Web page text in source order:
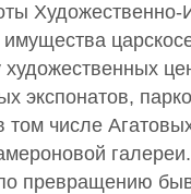
Художественно-
художественных
экспонатов,
том числе
превращению